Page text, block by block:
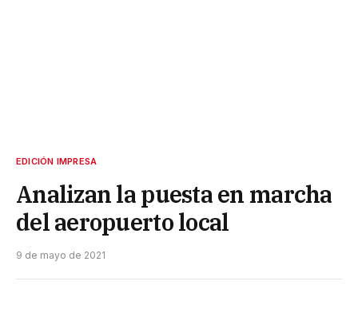
EDICIÓN IMPRESA
Analizan la puesta en marcha
del aeropuerto local
9 de mayo de 2021